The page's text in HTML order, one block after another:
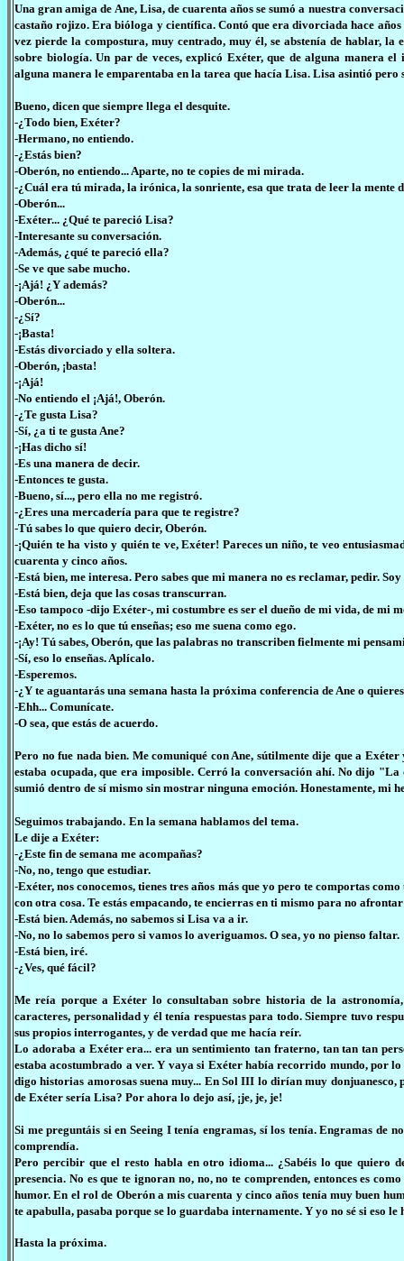
Una gran amiga de Ane, Lisa, de cuarenta años se sumó a nuestra
castaño rojizo. Era bióloga y científica. Contó que era divorciada hace
vez pierde la compostura, muy centrado, muy él, se abstenía de hablar, la
sobre biología. Un par de veces, explicó Exéter, que de alguna manera
alguna manera le emparentaba en la tarea que hacía Lisa. Lisa asintió
Bueno, dicen que siempre llega el desquite.
-¿Todo bien, Exéter?
-Hermano, no entiendo.
-¿Estás bien?
-Oberón, no entiendo... Aparte, no te copies de mi mirada.
-¿Cuál era tú mirada, la irónica, la sonriente, esa que trata de leer la mente
-Oberón...
-Exéter... ¿Qué te pareció Lisa?
-Interesante su conversación.
-Además, ¿qué te pareció ella?
-Se ve que sabe mucho.
-¡Ajá! ¿Y además?
-Oberón...
-¿Sí?
-¡Basta!
-Estás divorciado y ella soltera.
-Oberón, ¡basta!
-¡Ajá!
-No entiendo el ¡Ajá!, Oberón.
-¿Te gusta Lisa?
-Sí, ¿a ti te gusta Ane?
-¡Has dicho sí!
-Es una manera de decir.
-Entonces te gusta.
-Bueno, sí..., pero ella no me registró.
-¿Eres una mercadería para que te registre?
-Tú sabes lo que quiero decir, Oberón.
-¡Quién te ha visto y quién te ve, Exéter! Pareces un niño, te veo
cuarenta y cinco años.
-Está bien, me interesa. Pero sabes que mi manera no es reclamar, pedir.
-Está bien, deja que las cosas transcurran.
-Eso tampoco -dijo Exéter-, mi costumbre es ser el dueño de mi vida, de mi
-Exéter, no es lo que tú enseñas; eso me suena como ego.
-¡Ay! Tú sabes, Oberón, que las palabras no transcriben fielmente mi
-Sí, eso lo enseñas. Aplícalo.
-Esperemos.
-¿Y te aguantarás una semana hasta la próxima conferencia de Ane o
-Ehh... Comunícate.
-O sea, que estás de acuerdo.
Pero no fue nada bien. Me comuniqué con Ane, sútilmente dije que a
estaba ocupada, que era imposible. Cerró la conversación ahí. No dijo
sumió dentro de sí mismo sin mostrar ninguna emoción. Honestamente, mi
Seguimos trabajando. En la semana hablamos del tema.
Le dije a Exéter:
-¿Este fin de semana me acompañas?
-No, no, tengo que estudiar.
-Exéter, nos conocemos, tienes tres años más que yo pero te comportas
con otra cosa. Te estás empacando, te encierras en ti mismo para no
-Está bien. Además, no sabemos si Lisa va a ir.
-No, no lo sabemos pero si vamos lo averiguamos. O sea, yo no pienso faltar.
-Está bien, iré.
-¿Ves, qué fácil?
Me reía porque a Exéter lo consultaban sobre historia de la
caracteres, personalidad y él tenía respuestas para todo. Siempre tuvo
sus propios interrogantes, y de verdad que me hacía reír.
Lo adoraba a Exéter era... era un sentimiento tan fraterno, tan tan tan
estaba acostumbrado a ver. Y vaya si Exéter había recorrido mundo, por
digo historias amorosas suena muy... En Sol III lo dirían muy
de Exéter sería Lisa? Por ahora lo dejo así, ¡je, je, je!
Si me preguntáis si en Seeing I tenía engramas, sí los tenía. Engramas de
comprendía.
Pero percibir que el resto habla en otro idioma... ¿Sabéis lo que
presencia. No es que te ignoran no, no, no te comprenden, entonces es
humor. En el rol de Oberón a mis cuarenta y cinco años tenía muy buen
te apabulla, pasaba porque se lo guardaba internamente. Y yo no sé si eso
Hasta la próxima.